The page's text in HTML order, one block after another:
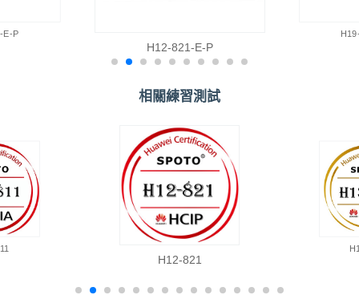
E-P
H12-821-E-P
相關練習測試
H12-821